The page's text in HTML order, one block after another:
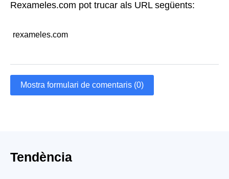
Rexameles.com pot trucar als URL següents:
rexameles.com
Mostra formulari de comentaris (0)
Tendència